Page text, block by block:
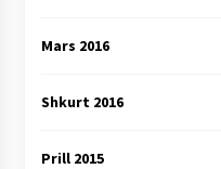
Mars 2016
Shkurt 2016
Prill 2015